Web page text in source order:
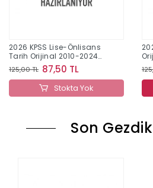
2026 KPSS Lise-Önlisans
Tarih Orijinal 2010-2024
Konu Konu Çıkmış Sorular
125,00 TL 87,50 TL
Stokta Yok
Son